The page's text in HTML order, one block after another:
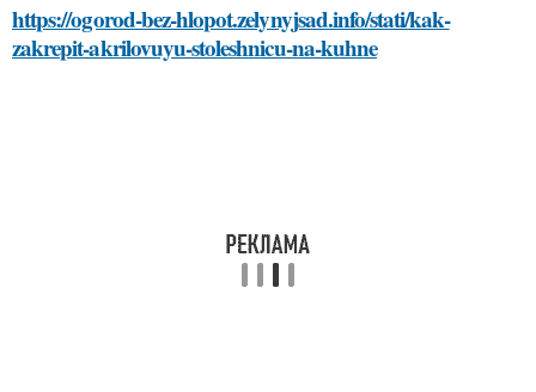
https://ogorod-bez-hlopot.zelynyjsad.info/stati/kak-
zakrepit-akrilovuyu-stoleshnicu-na-kuhne